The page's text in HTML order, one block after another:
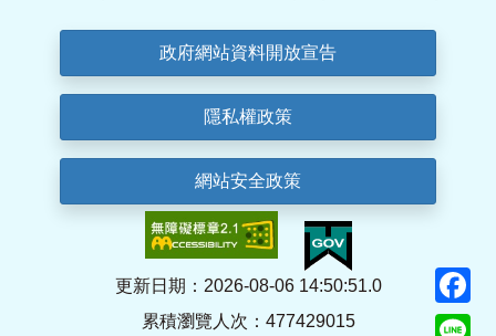
政府網站資料開放宣告
隱私權政策
網站安全政策
更新日期：2026-08-06 14:50:51.0
累積瀏覽人次：477429015